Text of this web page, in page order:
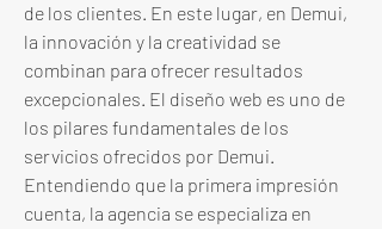
de los clientes. En este lugar, en Demui,
la innovación y la creatividad se
combinan para ofrecer resultados
excepcionales. El diseño web es uno de
los pilares fundamentales de los
servicios ofrecidos por Demui.
Entendiendo que la primera impresión
cuenta, la agencia se especializa en